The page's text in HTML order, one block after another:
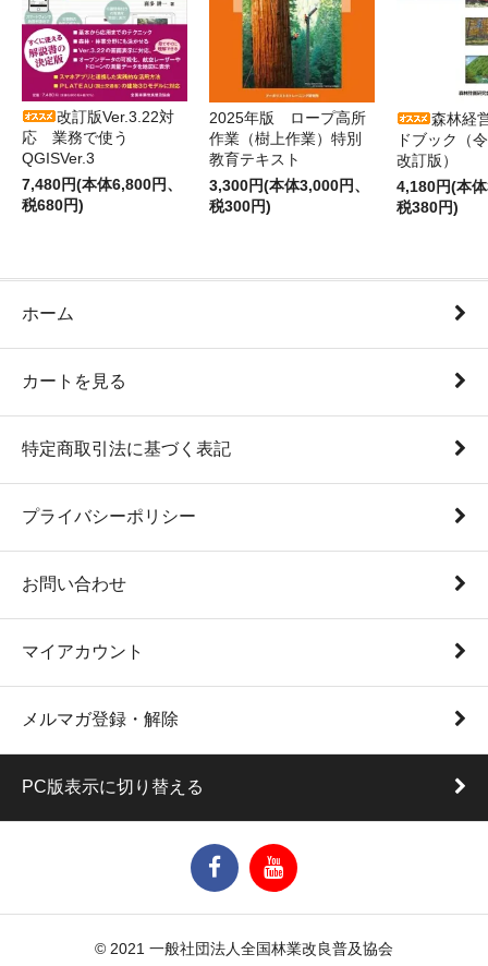
改訂版Ver.3.22対
応 業務で使う
QGISVer.3
7,480円(本体6,800円、
税680円)
2025年版 ロープ高所
作業（樹上作業）特別
教育テキスト
3,300円(本体3,000円、
税300円)
森林経
ドブック（
改訂版）
4,180円(本
税380円)
ホーム
カートを見る
特定商取引法に基づく表記
プライバシーポリシー
お問い合わせ
マイアカウント
メルマガ登録・解除
PC版表示に切り替える
© 2021 一般社団法人全国林業改良普及協会